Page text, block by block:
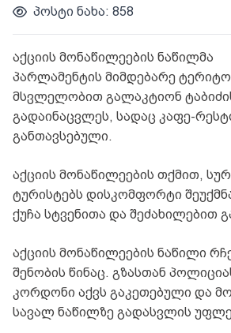
პოსტი ნახა: 858
აქციის მონაწილეების ნაწილმა
პარლამენტის მიმდებარე
მსვლელობით გალაკტიონ
გადაინაცვლეს, სადაც კაფე-
განთავსებული.
აქციის მონაწილეების თქმით,
ტურისტებს დისკომფორტი
ქუჩა სტვენითა და შეძახილებით
აქციის მონაწილეების ნაწილი
შენობის წინაც. გზასთან
კორდონი აქვს გაკეთებული და
სავალ ნაწილზე გადასვლის